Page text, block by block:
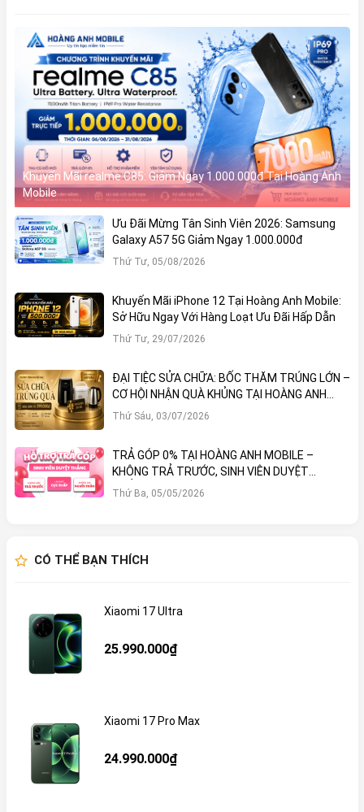
Khuyến Mãi realme C85: Giảm Ngay 1.000.000đ Tại Hoàng Anh
Mobile
Ưu Đãi Mừng Tân Sinh Viên 2026: Samsung
Galaxy A57 5G Giảm Ngay 1.000.000đ
Thứ Tư, 05/08/2026
Khuyến Mãi iPhone 12 Tại Hoàng Anh Mobile:
Sở Hữu Ngay Với Hàng Loạt Ưu Đãi Hấp Dẫn
Thứ Tư, 29/07/2026
ĐẠI TIỆC SỬA CHỮA: BỐC THĂM TRÚNG LỚN –
CƠ HỘI NHẬN QUÀ KHỦNG TẠI HOÀNG ANH
MOBILE
Thứ Sáu, 03/07/2026
TRẢ GÓP 0% TẠI HOÀNG ANH MOBILE –
KHÔNG TRẢ TRƯỚC, SINH VIÊN DUYỆT
THẲNG!
Thứ Ba, 05/05/2026
CÓ THỂ BẠN THÍCH
Xiaomi 17 Ultra
25.990.000₫
Xiaomi 17 Pro Max
24.990.000₫